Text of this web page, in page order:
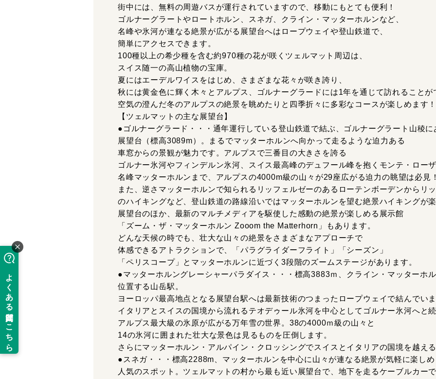
街中には、無料の周遊バスが運行されていますので、移動にもとても便利！
ゴルナーグラートやロートホルン、スネガ、クライン・マッターホルンなど、
名峰や氷河が連なる絶景が広がる展望台へはロープウェイや登山鉄道で、
簡単にアクセスできます。
100種以上の希少種を含む約970種の花が咲くツェルマット周辺は、
スイス随一の高山植物の宝庫。
夏にはエーデルワイスをはじめ、さまざまな花々が咲き誇り、
秋には黄金色に輝く木々とアルプス、ゴルナーグラードには1年を通じて訪れることが
空気の澄んだ冬のアルプスの絶景を眺めたりと四季折々に多彩なコースが楽しめます
【ツェルマットの主な展望台】
●ゴルナーグラード・・・通年運行している登山鉄道で結ぶ、ゴルナーグラート山稜に
展望台（標高3089m）。まるでマッターホルンへ向かって走るような迫力ある
車窓からの景観が魅力です。アルプスで三番目の大きさを誇る
ゴルナー氷河やフィンデルン氷河、スイス最高峰のデュフール峰を抱くモンテ・ロー
名峰マッターホルンまで、アルプスの4000m級の山々が29座広がる迫力の眺望は必見
また、逆さマッターホルンで知られるリッフェルゼーのあるローテンボーデンからリ
のハイキングなど、登山鉄道の路線沿いではマッターホルンを望む絶景ハイキングが
展望台のほか、最新のマルチメディアを駆使した感動の絶景が楽しめる展示館
「ズーム・ザ・マッターホルン Zooom the Matterhorn」もあります。
どんな天候の時でも、壮大な山々の絶景をさまざまなアプローチで
体感できるアトラクションで、「パラグライダーフライト」「シーズン」
「ペリスコープ」とマッターホルンに近づく3段階のズームステージがあります。
●マッターホルングレーシャーパラダイス・・・標高3883ｍ、クライン・マッターホ
位置する山岳駅。
ヨーロッパ最高地点となる展望台駅へは最新技術のつまったロープウェイで結んでい
イタリアとスイスの国境から流れるテオデゥール氷河を中心としてゴルナー氷河へと
アルプス最大級の氷原が広がる万年雪の世界。38の4000ｍ級の山々と
14の氷河に囲まれた壮大な景色は見るものを圧倒します。
さらにマッターホルン・アルパイン・クロッシングでスイスとイタリアの国境を越え
●スネガ・・・標高2288m、マッターホルンを中心に山々が連なる絶景が気軽に楽し
人気のスポット。ツェルマットの村から最も近い展望台で、地下を走るケーブルカー